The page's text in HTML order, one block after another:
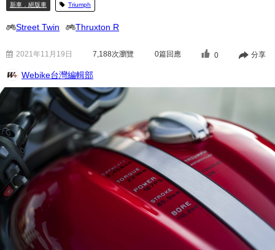
新車．絕版車 Triumph
Street Twin Thruxton R
2021年11月19日 7,188次瀏覽 0篇回應 0 分享
Webike台灣編輯部